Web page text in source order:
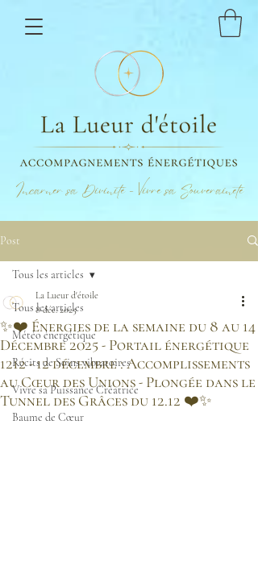
Incarner sa Divinité - Vivre sa Souveraineté
Post
Tous les articles
Météo énergétique
Récits de Soins vibratoires
Vivre sa Puissance Créatrice
Baume de Cœur
Tous les articles
✨❤️ Énergies de la semaine du 8 au 14
Décembre 2025 - Portail énergétique
1212 - 12 décembre : Accomplissements
au Cœur des Unions - Plongée dans le
Tunnel des Grâces du 12.12 ❤️✨
La Lueur d'étoile
8 déc. 2025